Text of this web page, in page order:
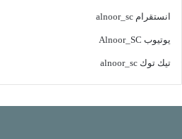
انستقرام alnoor_sc
يوتيوب Alnoor_SC
تيك توك alnoor_sc